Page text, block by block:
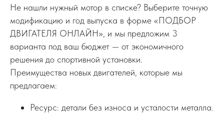
Не нашли нужный мотор в списке? Выберите точную
модификацию и год выпуска в форме «ПОДБОР
ДВИГАТЕЛЯ ОНЛАЙН», и мы предложим 3
варианта под ваш бюджет — от экономичного
решения до спортивной установки.
Преимущества новых двигателей, которые мы
предлагаем:
Ресурс: детали без износа и усталости металла.